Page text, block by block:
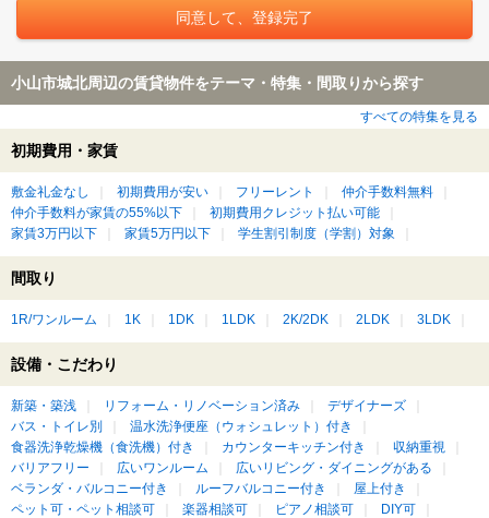
小山市城北周辺の賃貸物件をテーマ・特集・間取りから探す
すべての特集を見る
初期費用・家賃
敷金礼金なし 初期費用が安い フリーレント
仲介手数料無料
仲介手数料が家賃の55%以下
初期費用クレジット払い可能
家賃3万円以下
家賃5万円以下 学生割引制度（学割）対象
間取り
1R/ワンルーム 1K 1DK 1LDK 2K/2DK 2LDK 3LDK
設備・こだわり
新築・築浅 リフォーム・リノベーション済み
デザイナーズ
バス・トイレ別
温水洗浄便座（ウォシュレット）付き
食器洗浄乾燥機（食洗機）付き
カウンターキッチン付き
収納重視
バリアフリー
広いワンルーム
広いリビング・ダイニングがある
ベランダ・バルコニー付き
ルーフバルコニー付き
屋上付き
ペット可・ペット相談可
楽器相談可 ピアノ相談可 DIY可